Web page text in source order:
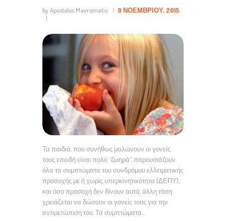
by Apostolos Mavromatis 9 ΝΟΕΜΒΡΊΟΥ, 2015
Τα παιδιά, που συνήθως μαλώνουν οι γονείς
τους επειδή είναι πολύ “ζωηρά”, παρουσιάζουν
όλα τα συμπτώματα του συνδρόμου ελλειματικής
προσοχής με ή χωρίς υπερκινητικότητα (ΔΕΠΥ),
και όσο προσοχή δεν δίνουν αυτά, άλλη τόση
χρειάζεται να δώσουν οι γονείς τους για την
αντιμετώπιση του. Τα συμπτώματα…